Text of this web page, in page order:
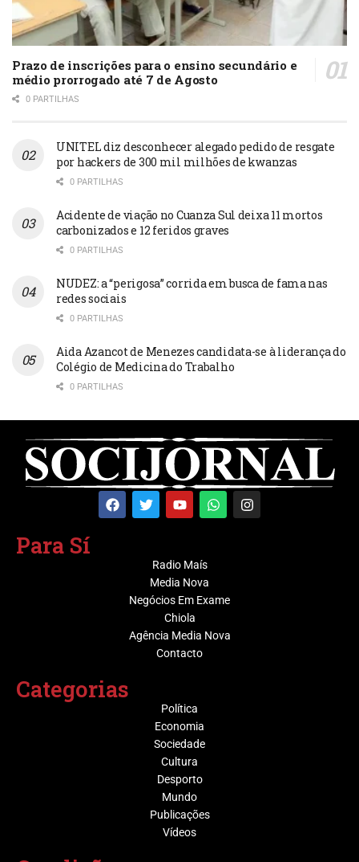
Prazo de inscrições para o ensino secundário e
médio prorrogado até 7 de Agosto
0 PARTILHAS
UNITEL diz desconhecer alegado pedido de resgate
por hackers de 300 mil milhões de kwanzas
0 PARTILHAS
Acidente de viação no Cuanza Sul deixa 11 mortos
carbonizados e 12 feridos graves
0 PARTILHAS
NUDEZ: a “perigosa” corrida em busca de fama nas
redes sociais
0 PARTILHAS
Aida Azancot de Menezes candidata-se à liderança do
Colégio de Medicina do Trabalho
0 PARTILHAS
Para Sí
Radio Maís
Media Nova
Negócios Em Exame
Chiola
Agência Media Nova
Contacto
Categorias
Política
Economia
Sociedade
Cultura
Desporto
Mundo
Publicações
Vídeos